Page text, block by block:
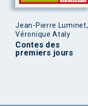
Jean-Pierre Luminet,
Véronique Ataly
Contes des
premiers jours